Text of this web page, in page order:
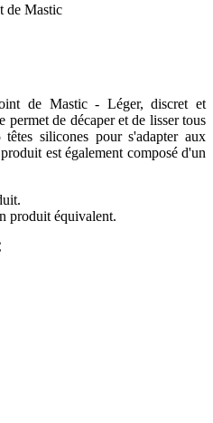
de Mastic
de Mastic - Léger, discret et
permet de décaper et de lisser tous
silicones pour s'adapter aux
est également composé d'un
produit équivalent.